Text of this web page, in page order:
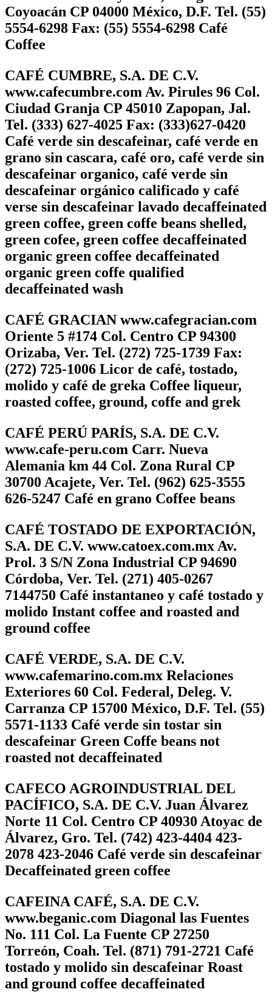
Coyoacán CP 04000 México, D.F. Tel. (55)
5554-6298 Fax: (55) 5554-6298 Café
Coffee
CAFÉ CUMBRE, S.A. DE C.V.
www.cafecumbre.com Av. Pirules 96 Col.
Ciudad Granja CP 45010 Zapopan, Jal.
Tel. (333) 627-4025 Fax: (333)627-0420
Café verde sin descafeinar, café verde en
grano sin cascara, café oro, café verde sin
descafeinar organico, café verde sin
descafeinar orgánico calificado y café
verse sin descafeinar lavado decaffeinated
green coffee, green coffe beans shelled,
green cofee, green coffee decaffeinated
organic green coffee decaffeinated
organic green coffe qualified
decaffeinated wash
CAFÉ GRACIAN www.cafegracian.com
Oriente 5 #174 Col. Centro CP 94300
Orizaba, Ver. Tel. (272) 725-1739 Fax:
(272) 725-1006 Licor de café, tostado,
molido y café de greka Coffee liqueur,
roasted coffee, ground, coffe and grek
CAFÉ PERÚ PARÍS, S.A. DE C.V.
www.cafe-peru.com Carr. Nueva
Alemania km 44 Col. Zona Rural CP
30700 Acajete, Ver. Tel. (962) 625-3555
626-5247 Café en grano Coffee beans
CAFÉ TOSTADO DE EXPORTACIÓN,
S.A. DE C.V. www.catoex.com.mx Av.
Prol. 3 S/N Zona Industrial CP 94690
Córdoba, Ver. Tel. (271) 405-0267
7144750 Café instantaneo y café tostado y
molido Instant coffee and roasted and
ground coffee
CAFÉ VERDE, S.A. DE C.V.
www.cafemarino.com.mx Relaciones
Exteriores 60 Col. Federal, Deleg. V.
Carranza CP 15700 México, D.F. Tel. (55)
5571-1133 Café verde sin tostar sin
descafeinar Green Coffe beans not
roasted not decaffeinated
CAFECO AGROINDUSTRIAL DEL
PACÍFICO, S.A. DE C.V. Juan Álvarez
Norte 11 Col. Centro CP 40930 Atoyac de
Álvarez, Gro. Tel. (742) 423-4404 423-
2078 423-2046 Café verde sin descafeinar
Decaffeinated green coffee
CAFEINA CAFÉ, S.A. DE C.V.
www.beganic.com Diagonal las Fuentes
No. 111 Col. La Fuente CP 27250
Torreón, Coah. Tel. (871) 791-2721 Café
tostado y molido sin descafeinar Roast
and ground coffee decaffeinated